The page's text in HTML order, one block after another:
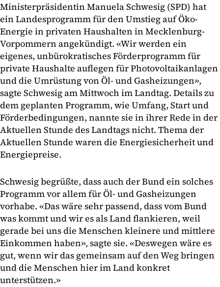
Ministerpräsidentin Manuela Schwesig (SPD) hat
ein Landesprogramm für den Umstieg auf Öko-
Energie in privaten Haushalten in Mecklenburg-
Vorpommern angekündigt. «Wir werden ein
eigenes, unbürokratisches Förderprogramm für
private Haushalte auflegen für Photovoltaikanlagen
und die Umrüstung von Öl- und Gasheizungen»,
sagte Schwesig am Mittwoch im Landtag. Details zu
dem geplanten Programm, wie Umfang, Start und
Förderbedingungen, nannte sie in ihrer Rede in der
Aktuellen Stunde des Landtags nicht. Thema der
Aktuellen Stunde waren die Energiesicherheit und
Energiepreise.
Schwesig begrüßte, dass auch der Bund ein solches
Programm vor allem für Öl- und Gasheizungen
vorhabe. «Das wäre sehr passend, dass vom Bund
was kommt und wir es als Land flankieren, weil
gerade bei uns die Menschen kleinere und mittlere
Einkommen haben», sagte sie. «Deswegen wäre es
gut, wenn wir das gemeinsam auf den Weg bringen
und die Menschen hier im Land konkret
unterstützen.»